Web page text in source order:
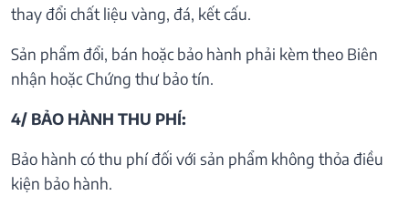
thay đổi chất liệu vàng, đá, kết cấu.
Sản phẩm đổi, bán hoặc bảo hành phải kèm theo Biên
nhận hoặc Chứng thư bảo tín.
4/ BẢO HÀNH THU PHÍ:
Bảo hành có thu phí đối với sản phẩm không thỏa điều
kiện bảo hành.